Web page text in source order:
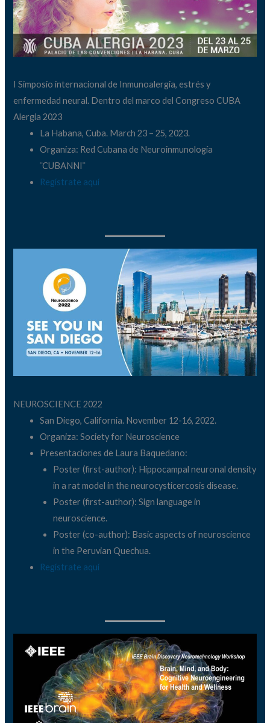
I Simposio internacional de Inmunoalergia, estrés y
enfermedad neural. Dentro del marco del Congreso CUBA
Alergia 2023
La Habana, Cuba. March 23 – 25, 2023.
Organiza: Red Cubana de Neuroinmunología
¨CUBANNI¨
Regístrate aquí
NEUROSCIENCE 2022
San Diego, California. November 12-16, 2022.
Organiza: Society for Neuroscience
Presentaciones de Laura Baquedano:
Poster (first-author): Hippocampal neuronal density
in a rat model in the neurocysticercosis disease.
Poster (first-author): Sign language in
neuroscience.
Poster (co-author): Basic aspects of neuroscience
in the Peruvian Quechua.
Regístrate aquí